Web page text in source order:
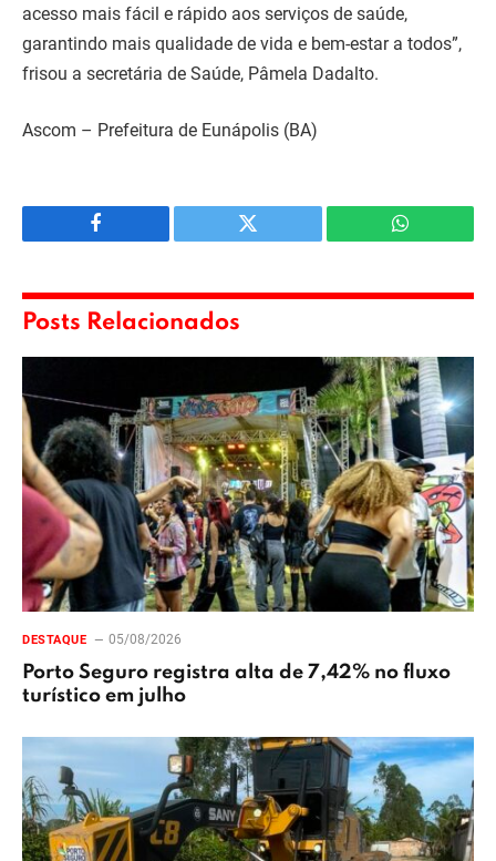
acesso mais fácil e rápido aos serviços de saúde,
garantindo mais qualidade de vida e bem-estar a todos”,
frisou a secretária de Saúde, Pâmela Dadalto.
Ascom – Prefeitura de Eunápolis (BA)
Facebook Twitter WhatsApp
Posts Relacionados
DESTAQUE 05/08/2026
Porto Seguro registra alta de 7,42% no fluxo
turístico em julho